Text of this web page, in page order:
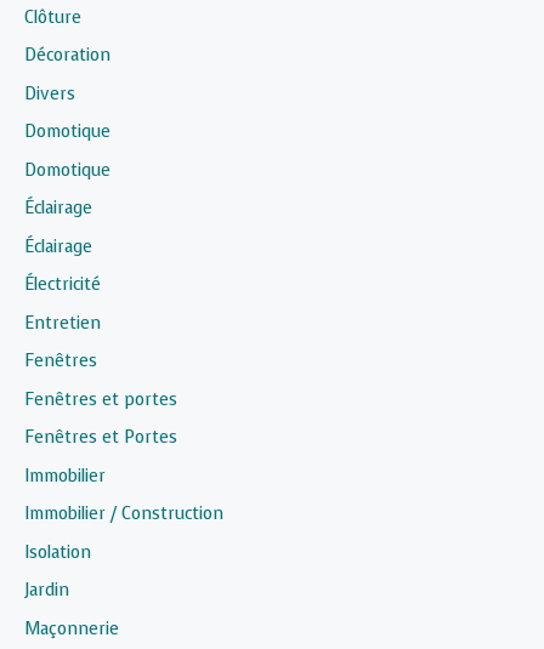
Clôture
Décoration
Divers
Domotique
Domotique
Éclairage
Éclairage
Électricité
Entretien
Fenêtres
Fenêtres et portes
Fenêtres et Portes
Immobilier
Immobilier / Construction
Isolation
Jardin
Maçonnerie